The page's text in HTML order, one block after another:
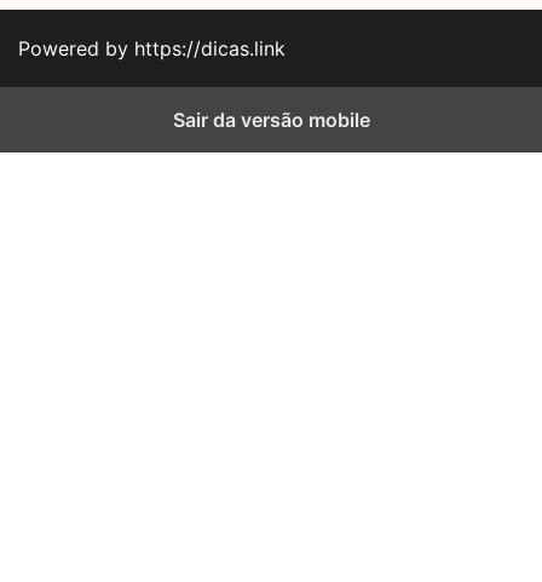
Powered by https://dicas.link
Sair da versão mobile